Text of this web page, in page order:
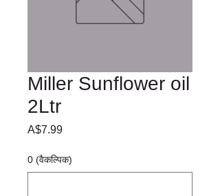
Miller Sunflower oil
2Ltr
A$7.99मूल्य
0 (वैकल्पिक)